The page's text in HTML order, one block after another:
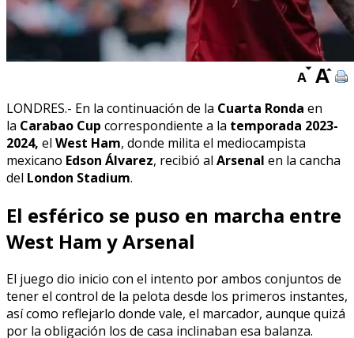
LONDRES.- En la continuación de la Cuarta Ronda en
la Carabao Cup correspondiente a la temporada 2023-
2024, el West Ham, donde milita el mediocampista
mexicano Edson Álvarez, recibió al Arsenal en la cancha
del London Stadium.
El esférico se puso en marcha entre
West Ham y Arsenal
El juego dio inicio con el intento por ambos conjuntos de
tener el control de la pelota desde los primeros instantes,
así como reflejarlo donde vale, el marcador, aunque quizá
por la obligación los de casa inclinaban esa balanza.